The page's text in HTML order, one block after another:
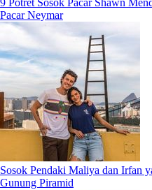
9 Potret Sosok Pacar Shawn
Pacar Neymar
Sosok Pendaki Maliya dan Irfan
Gunung Piramid